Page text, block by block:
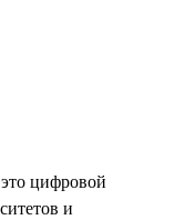
цифровой
и